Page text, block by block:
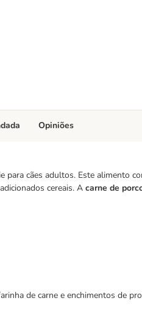
para cães adultos. Este alimento
cereais. A carne de
de carne e enchimentos de
Opiniões